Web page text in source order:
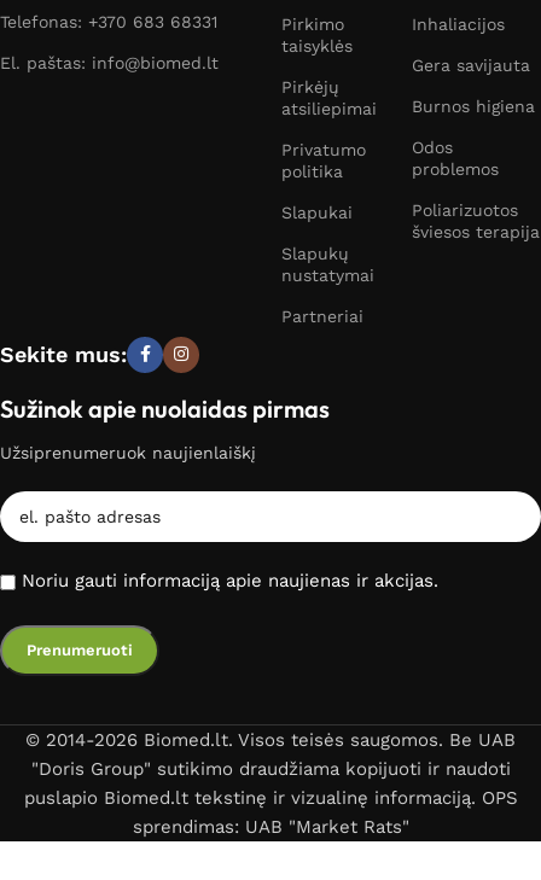
Telefonas: +370 683 68331
El. paštas: info@biomed.lt
Pirkimo
taisyklės
Pirkėjų
atsiliepimai
Privatumo
politika
Slapukai
Slapukų
nustatymai
Partneriai
Inhaliacijos
Gera savijauta
Burnos higiena
Odos
problemos
Poliarizuotos
šviesos terapija
Sekite mus:
Sužinok apie nuolaidas pirmas
Užsiprenumeruok naujienlaiškį
Noriu gauti informaciją apie naujienas ir akcijas.
© 2014-2026 Biomed.lt. Visos teisės saugomos. Be UAB
"Doris Group" sutikimo draudžiama kopijuoti ir naudoti
puslapio Biomed.lt tekstinę ir vizualinę informaciją. OPS
sprendimas: UAB "Market Rats"